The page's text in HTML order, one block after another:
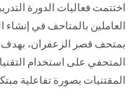
اختتمت فعاليات الدورة
العاملين بالمتاحف في إنشاء
بمتحف قصر الزعفران،
المتحفي على استخدام
المقتنيات بصورة تفاعلية